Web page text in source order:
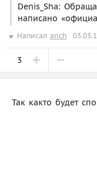
Denis_Sha:
написано
Написал anch
3
Так както будет